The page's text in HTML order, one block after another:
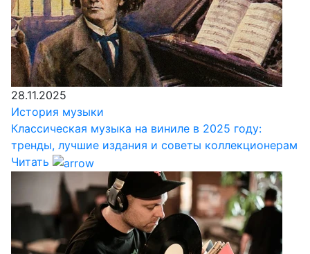
28.11.2025
История музыки
Классическая музыка на виниле в 2025 году:
тренды, лучшие издания и советы коллекционерам
Читать